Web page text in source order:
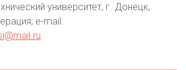
университет, г. Донецк,
e-mail: